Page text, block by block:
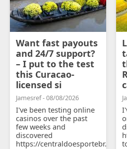
Want fast payouts
and 24/7 support?
– I put to the test
this Curacao-
licensed si
Jamesref - 08/08/2026
I've been testing online
casinos over the past
few weeks and
discovered
https://